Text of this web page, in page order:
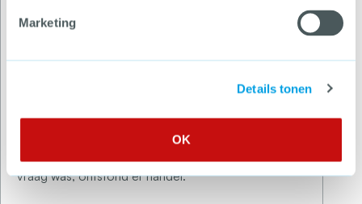
Marketing
Details tonen
OK
De overlast betrof met name parkeeroverlast. Ook
rommel achtergelaten op straat.
In deze periode was er ook sprake van straathandel
in softdrugs. Inzittenden van auto’s met buitenlandse
kentekens werden aangesproken voordat ze de
vraag was, ontstond er handel.